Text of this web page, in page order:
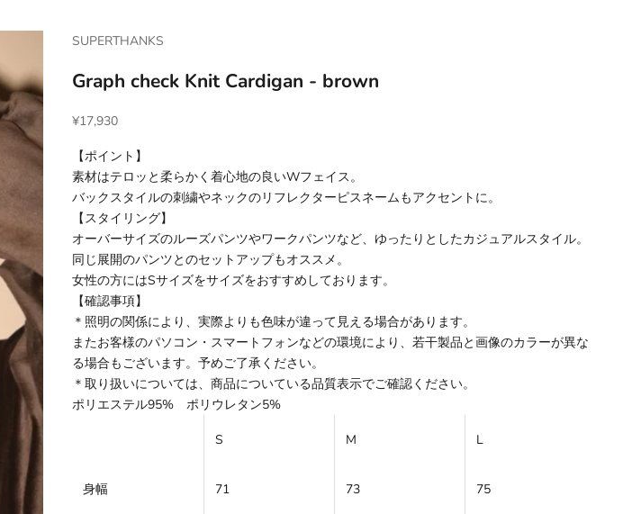
SUPERTHANKS
Graph check Knit Cardigan - brown
セール価格
¥17,930
【ポイント】
素材はテロッと柔らかく着心地の良いWフェイス。
バックスタイルの刺繍やネックのリフレクターピスネームもアクセントに。
【スタイリング】
オーバーサイズのルーズパンツやワークパンツなど、ゆったりとしたカジュアルスタイル。
同じ展開のパンツとのセットアップもオススメ。
女性の方にはSサイズをサイズをおすすめしております。
【確認事項】
＊照明の関係により、実際よりも色味が違って見える場合があります。
またお客様のパソコン・スマートフォンなどの環境により、若干製品と画像のカラーが異な
る場合もございます。予めご了承ください。
＊取り扱いについては、商品についている品質表示でご確認ください。
ポリエステル95% ポリウレタン5%
S M L
身幅 71 73 75